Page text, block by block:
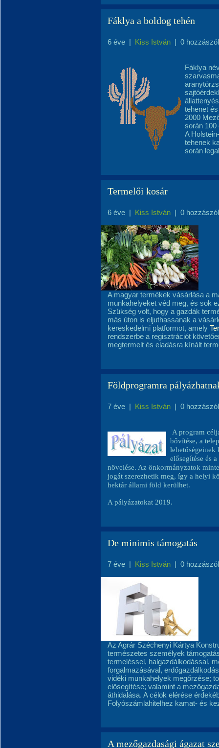
Fáklya a boldog tehén
6 éve | Kiss István | 0
Fáklya
tehenet
2000
során 100
A
tehenek
során
Termelői kosár
6 éve | Kiss István | 0
A magyar termékek vásárlása a
munkahelyeket véd meg, és sok
Szükség volt, hogy a gazdák
más úton is eljuthassanak a
kereskedelmi platformot, amely
rendszerbe a regisztrációt
megtermelt és eladásra kínált
Földprogramra
7 éve | Kiss István | 0
A program
bővítése, a
lehetőségeinek
elősegítése és
növelése. Az önkormányzatok
jogát szerezhetik meg, így a helyi
hektár állami föld kerülhet.
A pályázatokat 2019.
De minimis támogatás
7 éve | Kiss István | 0
Az Agrár Széchenyi Kártya
természetes személyek
termeléssel, halgazdálkodással,
forgalmazásával,
vidéki munkahelyek megőrzése;
elősegítése; valamint a
áthidalása. A célok elérése
Folyószámlahitelhez kamat- és
A mezőgazdasági ágazat